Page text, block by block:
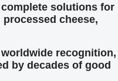
solutions for
cheese,
recognition,
by decades of good